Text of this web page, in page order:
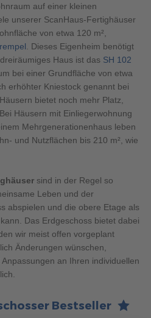
auf einer kleinen
unserer ScanHaus-Fertighäuser
von etwa 120 m²,
. Dieses Eigenheim benötigt
Haus ist das SH 102
bei einer Grundfläche von etwa
erhöhter Kniestock genannt bei
bietet noch mehr Platz,
Häusern mit Einliegerwohnung
Mehrgenerationenhaus leben
und Nutzflächen bis 210 m², wie
sind in der Regel so
Leben und der
abspielen und die obere Etage als
Das Erdgeschoss bietet dabei
wir meist offen vorgeplant
Änderungen wünschen,
an Ihren individuellen
Bestseller